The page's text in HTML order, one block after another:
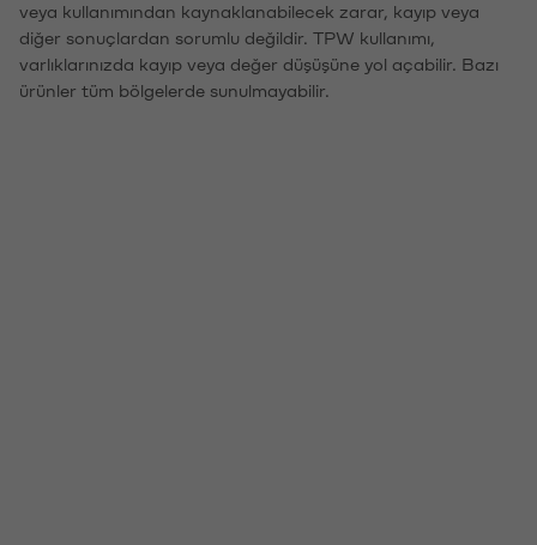
veya kullanımından kaynaklanabilecek zarar, kayıp veya
diğer sonuçlardan sorumlu değildir. TPW kullanımı,
varlıklarınızda kayıp veya değer düşüşüne yol açabilir. Bazı
ürünler tüm bölgelerde sunulmayabilir.